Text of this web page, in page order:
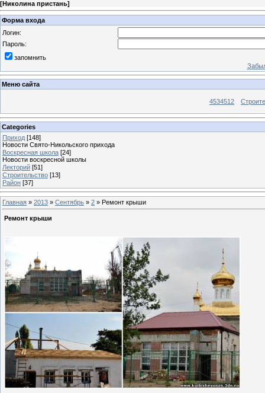
[Николина пристань]
Форма входа
Логин:
Пароль:
запомнить
Меню сайта
4534512
Categories
Приход [148]
Новости Свято-Никольского прихода
Воскресная школа [24]
Новости воскресной школы
Лекторий [51]
Строительство [13]
Район [37]
Главная » 2013 » Сентябрь » 2 » Ремонт крыши
Ремонт крыши